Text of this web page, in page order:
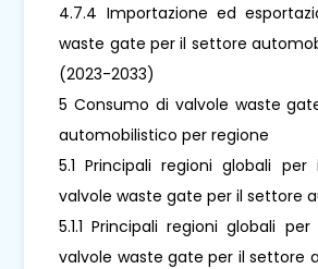
4.7.4 Importazione ed
waste gate per il settore
(2023-2033)
5 Consumo di valvole waste
automobilistico per regione
5.1 Principali regioni globali
valvole waste gate per il settore
5.1.1 Principali regioni globali
valvole waste gate per il settore